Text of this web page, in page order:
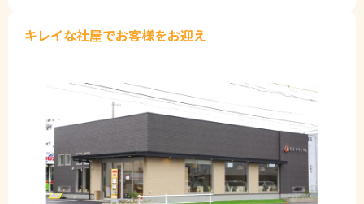
キレイな社屋でお客様をお迎え